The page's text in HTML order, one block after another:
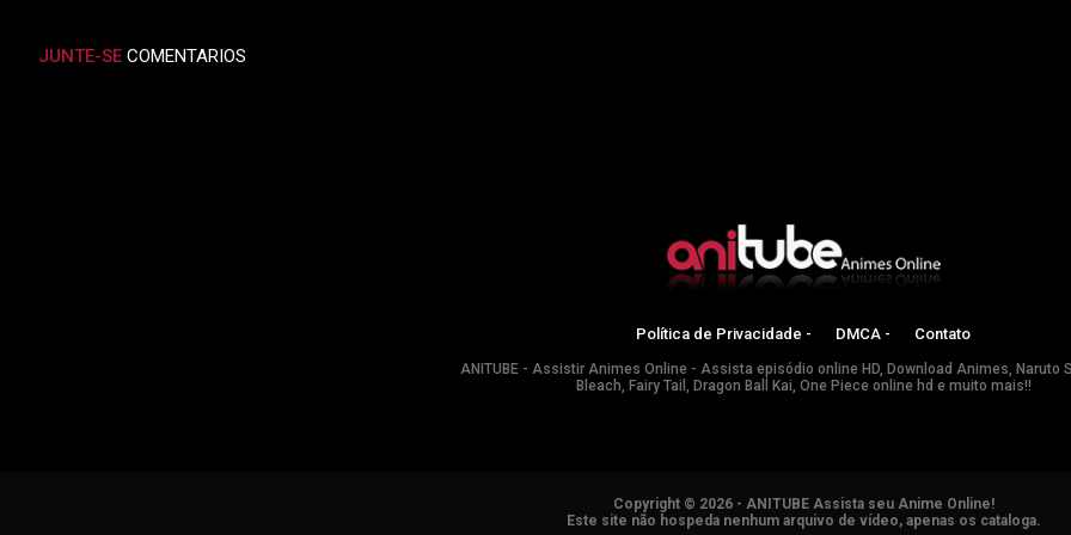
JUNTE-SE COMENTARIOS
Política de Privacidade - DMCA - Contato
ANITUBE - Assistir Animes Online - Assista episódio online HD, Download Animes, Naruto
Bleach, Fairy Tail, Dragon Ball Kai, One Piece online hd e muito mais!!
Copyright © 2026 - ANITUBE Assista seu Anime Online!
Este site não hospeda nenhum arquivo de vídeo, apenas os cataloga.